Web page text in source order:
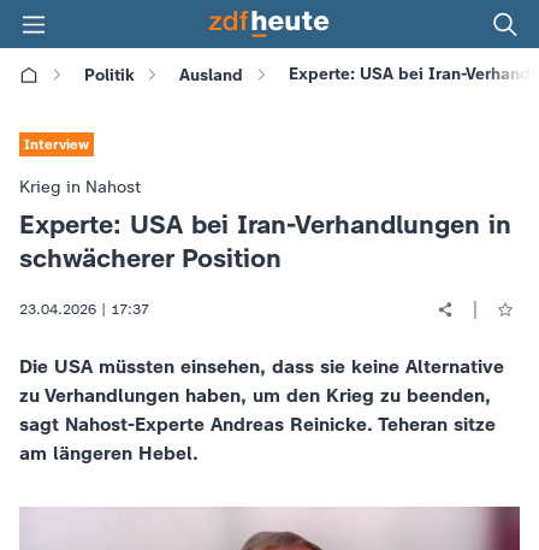
Politik Ausland Experte: USA bei Iran-
Interview
Krieg in Nahost
:
Experte: USA bei Iran-Verhandlungen in
schwächerer Position
23.04.2026 | 17:37 |
Die USA müssten einsehen, dass sie keine Alternative
zu Verhandlungen haben, um den Krieg zu beenden,
sagt Nahost-Experte Andreas Reinicke. Teheran sitze
am längeren Hebel.